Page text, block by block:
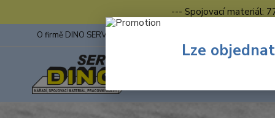
--- Spojovací materiál:
O firmě DINO SERVIS s.r.o.
Lze